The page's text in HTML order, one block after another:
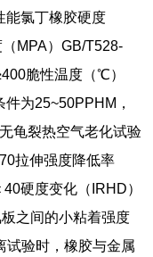
能氯丁橡胶硬度
MPA）GB/T528-
脆性温度（℃）
为25~50PPHM，
龟裂热空气老化试验
拉伸强度降低率
硬度变化（IRHD）
之间的小粘着强度
试验时，橡胶与金属